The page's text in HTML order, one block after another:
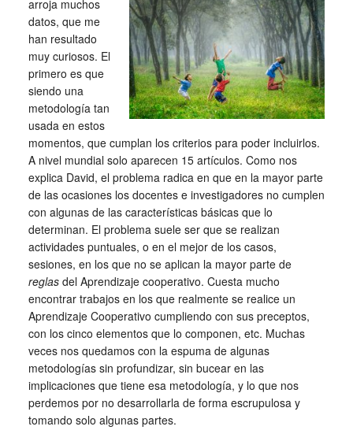
arroja muchos
datos, que me
han resultado
muy curiosos. El
primero es que
siendo una
metodología tan
usada en estos
momentos, que cumplan los criterios para poder incluirlos.
A nivel mundial solo aparecen 15 artículos. Como nos
explica David, el problema radica en que en la mayor parte
de las ocasiones los docentes e investigadores no cumplen
con algunas de las características básicas que lo
determinan. El problema suele ser que se realizan
actividades puntuales, o en el mejor de los casos,
sesiones, en los que no se aplican la mayor parte de
reglasdel Aprendizaje cooperativo. Cuesta mucho
encontrar trabajos en los que realmente se realice un
Aprendizaje Cooperativo cumpliendo con sus preceptos,
con los cinco elementos que lo componen, etc. Muchas
veces nos quedamos con la espuma de algunas
metodologías sin profundizar, sin bucear en las
implicaciones que tiene esa metodología, y lo que nos
perdemos por no desarrollarla de forma escrupulosa y
tomando solo algunas partes.